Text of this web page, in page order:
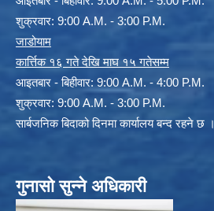
शुक्रवार: 9:00 A.M. - 3:00 P.M.
जाडोयाम
कार्त्तिक १६ गते देखि माघ १५ गतेसम्म
आइतबार - बिहीवार: 9:00 A.M. - 4:00 P.M.
शुक्रवार: 9:00 A.M. - 3:00 P.M.
सार्बजनिक बिदाको दिनमा कार्यालय बन्द रहने छ ।
गुनासो सुन्ने अधिकारी